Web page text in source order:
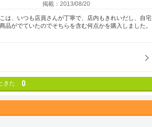
掲載：2013/08/20
は、いつも店員さんが丁寧で、店内もきれいだし、自宅
がでていたのでそちらを含む何点かを購入しました。
きた 0